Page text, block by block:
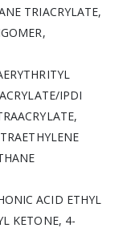
TRIACRYLATE,
IPDI
ACID ETHYL
KETONE, 4-